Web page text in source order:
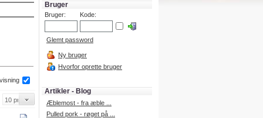
Bruger
Bruger: Kode:
Glemt password
Ny bruger
Hvorfor oprette bruger
Artikler - Blog
Æblemost - fra æble ...
Pulled pork - røget på ...